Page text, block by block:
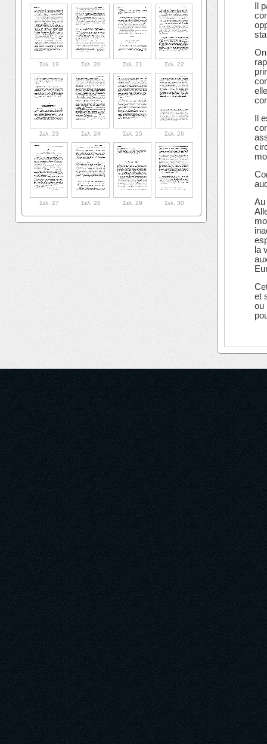
Σελ. 19 Σελ. 20 Σελ. 21 Σελ. 22
Σελ. 23 Σελ. 24 Σελ. 25 Σελ. 26
Σελ. 27 Σελ. 28 Σελ. 29 Σελ. 30
Il
Il
Au
la
et
ou